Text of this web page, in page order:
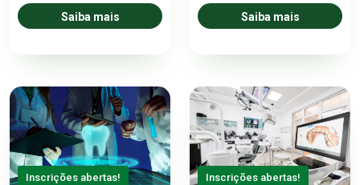
Saiba mais Saiba mais
Inscrições abertas! Inscrições abertas!